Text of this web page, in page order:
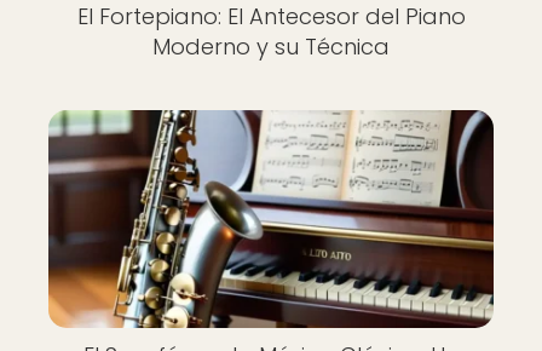
El Fortepiano: El Antecesor del Piano
Moderno y su Técnica